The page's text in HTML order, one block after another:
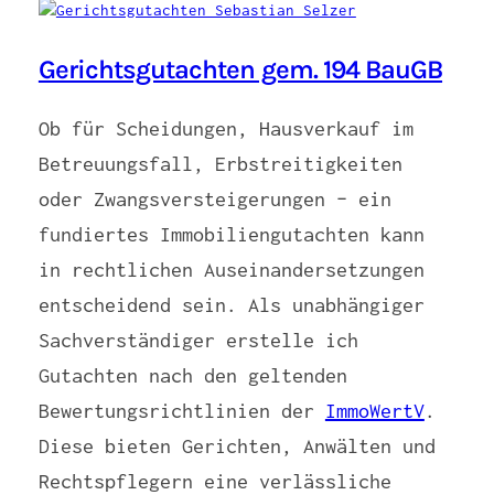
Gerichtsgutachten gem. 194 BauGB
Ob für Scheidungen, Hausverkauf im
Betreuungsfall, Erbstreitigkeiten
oder Zwangsversteigerungen – ein
fundiertes Immobiliengutachten kann
in rechtlichen Auseinandersetzungen
entscheidend sein. Als unabhängiger
Sachverständiger erstelle ich
Gutachten nach den geltenden
Bewertungsrichtlinien der ImmoWertV.
Diese bieten Gerichten, Anwälten und
Rechtspflegern eine verlässliche